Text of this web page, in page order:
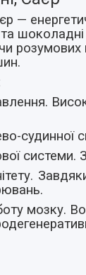
—
судинної
системи.
мозку.